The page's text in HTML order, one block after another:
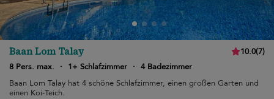
Baan Lom Talay 10.0(7)
8 Pers. max.
· 1+ Schlafzimmer · 4 Badezimmer
Baan Lom Talay hat 4 schöne Schlafzimmer, einen großen Garten und
einen Koi-Teich.